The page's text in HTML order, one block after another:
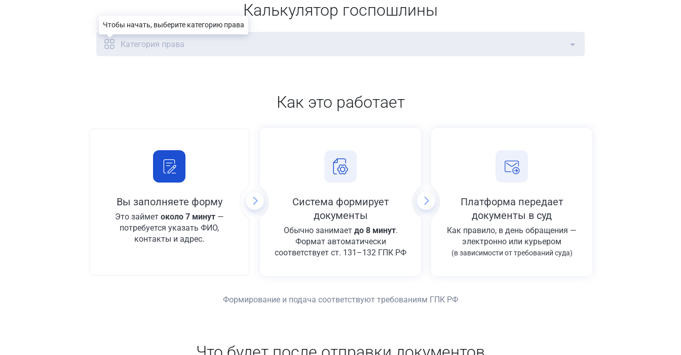
Калькулятор госпошлины
Категория права
Как это работает
Вы заполняете форму
Это займет около 7 минут—
потребуется указать ФИО,
контакты и адрес.
Система формирует
документы
Обычно занимает до 8 минут.
Формат автоматически
соответствует ст. 131–132 ГПК РФ
Платформа передает
документы в суд
Как правило, в день обращения —
электронно или курьером
(в зависимости от требований суда)
Формирование и подача соответствуют требованиям ГПК РФ
Чтобы начать, выберите категорию права